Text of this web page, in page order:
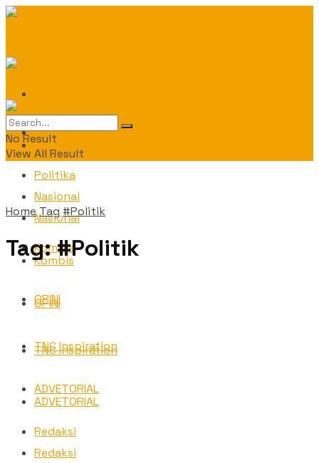
Politika
Nasional
Kombis
OPINI
TNC Inspiration
ADVETORIAL
Redaksi
Daerah
Politika
Nasional
Kombis
OPINI
TNC Inspiration
ADVETORIAL
Redaksi
No Result
View All Result
HomeTag #Politik
Tag:#Politik